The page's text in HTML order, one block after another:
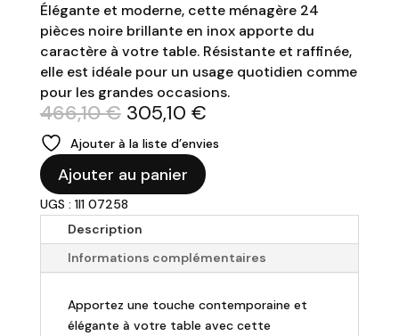
Élégante et moderne, cette ménagère 24
pièces noire brillante en inox apporte du
caractère à votre table. Résistante et raffinée,
elle est idéale pour un usage quotidien comme
pour les grandes occasions.
466,10€ Le
prix
initial
était :
466,10 €.
305,10 €Le
actuel
est :
Ajouter à la liste d’envies
quantité
de
COUZON
Ménagère
Ajouter au panier
UGS : 1I1 07258
Description
Informations complémentaires
Apportez une touche contemporaine et
élégante à votre table avec cette